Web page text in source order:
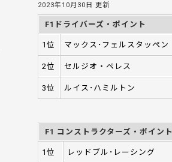
2023年10月30日 更新
F1ドライバーズ・ポイント
1位 マックス･フェルスタッペン
2位 セルジオ・ペレス
3位 ルイス･ハミルトン
F1 コンストラクターズ・ポイント
1位 レッドブル･レーシング